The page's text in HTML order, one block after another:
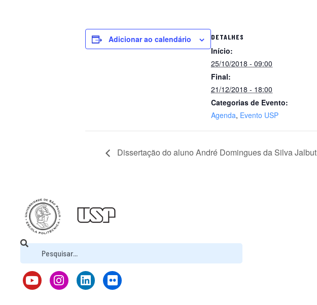
Adicionar ao calendário DETALHES
Início:
25/10/2018 - 09:00
Final:
21/12/2018 - 18:00
Categorias de Evento:
Agenda, Evento USP
Dissertação do aluno André Domingues da Silva Jalbut